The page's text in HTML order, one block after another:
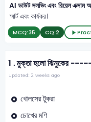
AI ডাউট সলভিং এবং রিয়েল এক্সাম
স্মার্ট এবং কার্যকর।
MCQ:35 CQ:2
1 .মুক্তা হলো ঝিনুকের
Updated: 2 weeks ago
খোলসের টুকরা
চোখের মণি